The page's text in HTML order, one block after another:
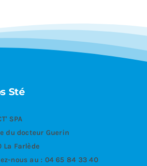
Sté
SPA
du docteur Guerin
La Farlède
nous au : 04 65 84 33 40